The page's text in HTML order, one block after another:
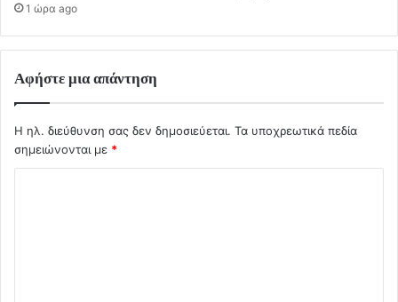
1 ώρα ago
Αφήστε μια απάντηση
Η ηλ. διεύθυνση σας δεν δημοσιεύεται. Τα υποχρεωτικά πεδία
σημειώνονται με *